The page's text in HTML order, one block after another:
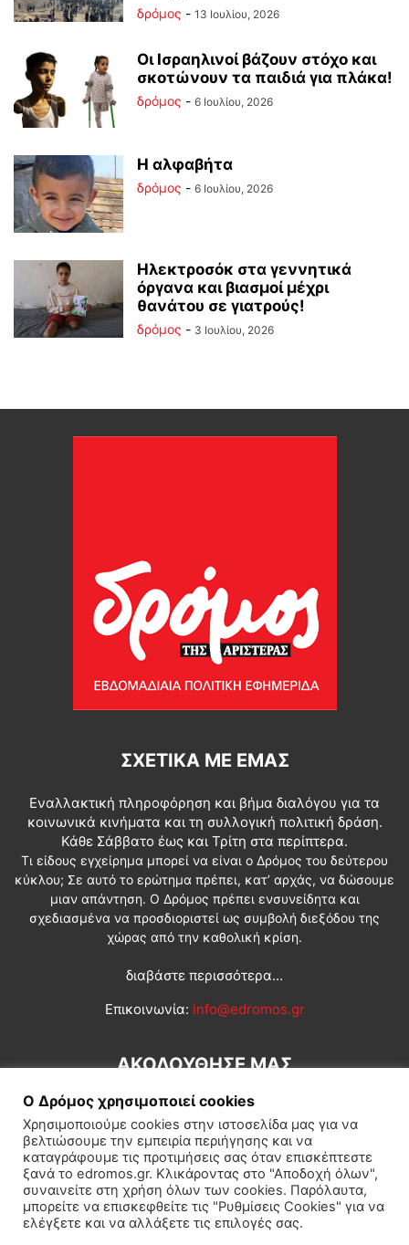
δρόμος - 13 Ιουλίου, 2026
Οι Ισραηλινοί βάζουν στόχο και
σκοτώνουν τα παιδιά για πλάκα!
δρόμος - 6 Ιουλίου, 2026
Η αλφαβήτα
δρόμος - 6 Ιουλίου, 2026
Ηλεκτροσόκ στα γεννητικά
όργανα και βιασμοί μέχρι
θανάτου σε γιατρούς!
δρόμος - 3 Ιουλίου, 2026
ΣΧΕΤΙΚΆ ΜΕ ΕΜΆΣ
Εναλλακτική πληροφόρηση και βήμα διαλόγου για τα
κοινωνικά κινήματα και τη συλλογική πολιτική δράση.
Κάθε Σάββατο έως και Τρίτη στα περίπτερα.
Τι είδους εγχείρημα μπορεί να είναι ο Δρόμος του δεύτερου
κύκλου; Σε αυτό το ερώτημα πρέπει, κατ’ αρχάς, να δώσουμε
μιαν απάντηση. Ο Δρόμος πρέπει ενσυνείδητα και
σχεδιασμένα να προσδιοριστεί ως συμβολή διεξόδου της
χώρας από την καθολική κρίση.
διαβάστε περισσότερα...
Επικοινωνία: info@edromos.gr
ΑΚΟΛΟΥΘΗΣΕ ΜΑΣ
Εγγραφή συνδρομητή Πολιτική Διεθνή Κοινωνία
Πολιτισμός Αφιερώματα
Ο Δρόμος χρησιμοποιεί cookies
Χρησιμοποιούμε cookies στην ιστοσελίδα μας για να
βελτιώσουμε την εμπειρία περιήγησης και να
καταγράφουμε τις προτιμήσεις σας όταν επισκέπτεστε
ξανά το edromos.gr. Κλικάροντας στο "Αποδοχή όλων",
συναινείτε στη χρήση όλων των cookies. Παρόλαυτα,
μπορείτε να επισκεφθείτε τις "Ρυθμίσεις Cookies" για να
ελέγξετε και να αλλάξετε τις επιλογές σας.